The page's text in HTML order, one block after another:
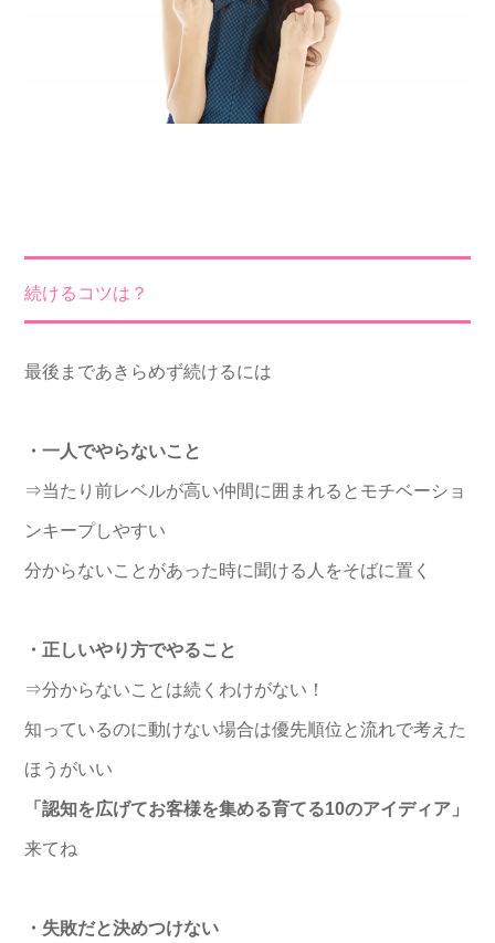
続けるコツは？
最後まであきらめず続けるには
・一人でやらないこと
⇒当たり前レベルが高い仲間に囲まれるとモチベーショ
ンキープしやすい
分からないことがあった時に聞ける人をそばに置く
・正しいやり方でやること
⇒分からないことは続くわけがない！
知っているのに動けない場合は優先順位と流れで考えた
ほうがいい
「認知を広げてお客様を集める育てる10のアイディア」
来てね
・失敗だと決めつけない